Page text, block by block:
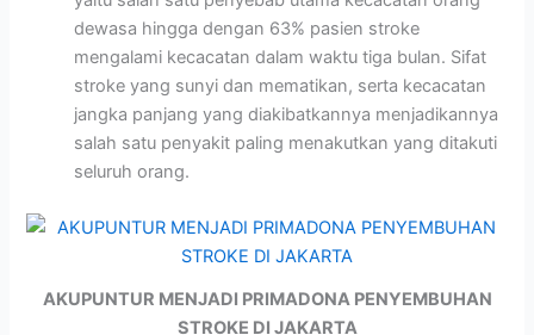
dewasa hingga dengan 63% pasien stroke
mengalami kecacatan dalam waktu tiga bulan. Sifat
stroke yang sunyi dan mematikan, serta kecacatan
jangka panjang yang diakibatkannya menjadikannya
salah satu penyakit paling menakutkan yang ditakuti
seluruh orang.
AKUPUNTUR MENJADI PRIMADONA PENYEMBUHAN
STROKE DI JAKARTA